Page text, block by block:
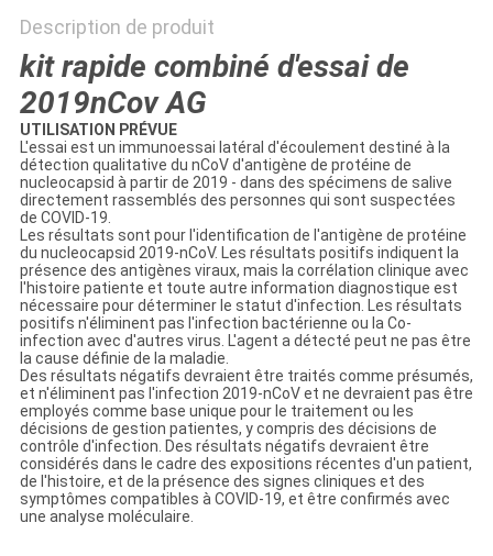
PRIVACY
POLICY
Description de produit
kit rapide combiné d'essai de
2019nCov AG
UTILISATION PRÉVUE
L'essai est un immunoessai latéral d'écoulement destiné à la
détection qualitative du nCoV d'antigène de protéine de
nucleocapsid à partir de 2019 - dans des spécimens de salive
directement rassemblés des personnes qui sont suspectées
de COVID-19.
Les résultats sont pour l'identification de l'antigène de protéine
du nucleocapsid 2019-nCoV. Les résultats positifs indiquent la
présence des antigènes viraux, mais la corrélation clinique avec
l'histoire patiente et toute autre information diagnostique est
nécessaire pour déterminer le statut d'infection. Les résultats
positifs n'éliminent pas l'infection bactérienne ou la Co-
infection avec d'autres virus. L'agent a détecté peut ne pas être
la cause définie de la maladie.
Des résultats négatifs devraient être traités comme présumés,
et n'éliminent pas l'infection 2019-nCoV et ne devraient pas être
employés comme base unique pour le traitement ou les
décisions de gestion patientes, y compris des décisions de
contrôle d'infection. Des résultats négatifs devraient être
considérés dans le cadre des expositions récentes d'un patient,
de l'histoire, et de la présence des signes cliniques et des
symptômes compatibles à COVID-19, et être confirmés avec
une analyse moléculaire.